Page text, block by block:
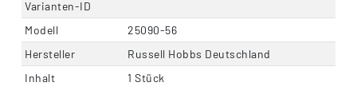
Varianten-ID
Modell
25090-56
Hersteller
Russell Hobbs Deutschland
Inhalt
1 Stück